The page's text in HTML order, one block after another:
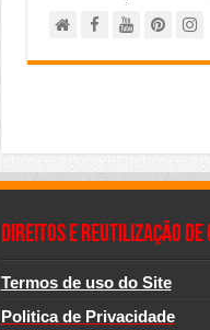
Direitos e Reutilização de
Termos de uso do Site
Politica de Privacidade